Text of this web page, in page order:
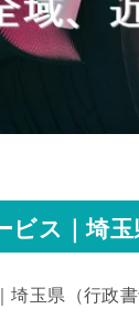
ビス｜埼
埼玉県 （行政